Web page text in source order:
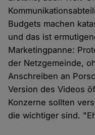
Budgets machen
und das ist
Marketingpanne:
der Netzgemeinde,
Anschreiben an
Version des Videos
Konzerne sollten
die wichtiger sind.